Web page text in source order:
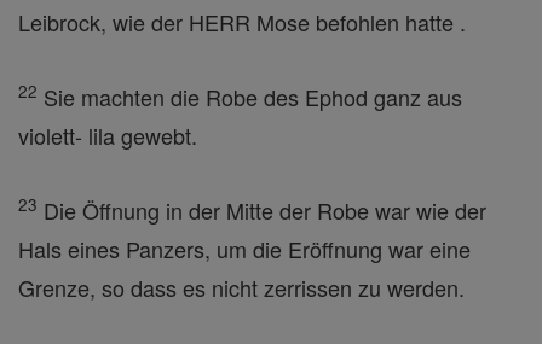
Leibrock, wie der HERR Mose befohlen hatte .
22 Sie machten die Robe des Ephod ganz aus
violett- lila gewebt.
23 Die Öffnung in der Mitte der Robe war wie der
Hals eines Panzers, um die Eröffnung war eine
Grenze, so dass es nicht zerrissen zu werden.